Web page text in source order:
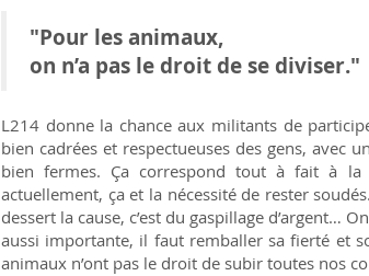
"Pour les animaux,
on n’a pas le droit de se diviser."
L214 donne la chance aux militants de
bien cadrées et respectueuses des gens, avec
bien fermes. Ça correspond tout à fait à
actuellement, ça et la nécessité de rester
dessert la cause, c’est du gaspillage d’argent…
aussi importante, il faut remballer sa fierté et
animaux n’ont pas le droit de subir toutes nos